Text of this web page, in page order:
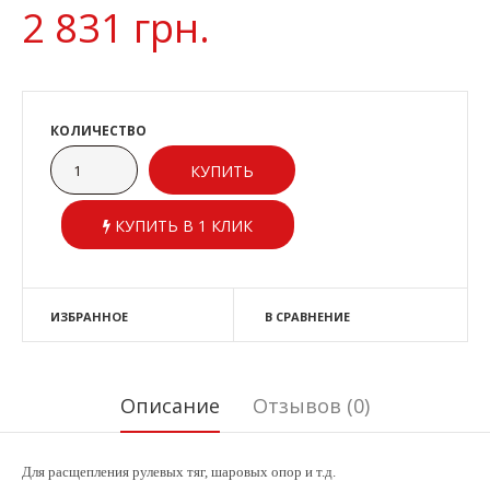
2 831 грн.
КОЛИЧЕСТВО
КУПИТЬ В 1 КЛИК
ИЗБРАННОЕ В СРАВНЕНИЕ
Описание Отзывов (0)
Для расщепления рулевых тяг, шаровых опор и т.д.